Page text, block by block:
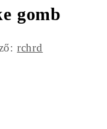
gomb
rchrd